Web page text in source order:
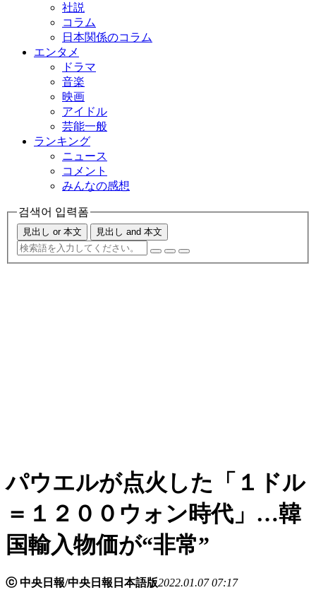
社説
コラム
日本関係のコラム
エンタメ
ドラマ
音楽
映画
アイドル
芸能一般
ランキング
ニュース
コメント
みんなの感想
검색어 입력폼
見出し or 本文 見出し and 本文
パウエルが点火した「１ドル
＝１２００ウォン時代」…韓
国輸入物価が“非常”
ⓒ 中央日報/中央日報日本語版2022.01.07 07:17